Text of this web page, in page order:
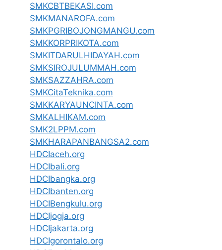
SMKCBTBEKASI.com
SMKMANAROFA.com
SMKPGRIBOJONGMANGU.com
SMKKORPRIKOTA.com
SMKITDARULHIDAYAH.com
SMKSIROJULUMMAH.com
SMKSAZZAHRA.com
SMKCitaTeknika.com
SMKKARYAUNCINTA.com
SMKALHIKAM.com
SMK2LPPM.com
SMKHARAPANBANGSA2.com
HDCIaceh.org
HDCIbali.org
HDCIbangka.org
HDCIbanten.org
HDCIBengkulu.org
HDCIjogja.org
HDCIjakarta.org
HDCIgorontalo.org